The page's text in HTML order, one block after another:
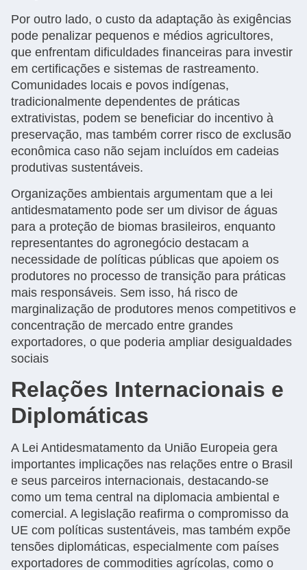
Por outro lado, o custo da adaptação às exigências
pode penalizar pequenos e médios agricultores,
que enfrentam dificuldades financeiras para investir
em certificações e sistemas de rastreamento.
Comunidades locais e povos indígenas,
tradicionalmente dependentes de práticas
extrativistas, podem se beneficiar do incentivo à
preservação, mas também correr risco de exclusão
econômica caso não sejam incluídos em cadeias
produtivas sustentáveis.
Organizações ambientais argumentam que a lei
antidesmatamento pode ser um divisor de águas
para a proteção de biomas brasileiros, enquanto
representantes do agronegócio destacam a
necessidade de políticas públicas que apoiem os
produtores no processo de transição para práticas
mais responsáveis. Sem isso, há risco de
marginalização de produtores menos competitivos e
concentração de mercado entre grandes
exportadores, o que poderia ampliar desigualdades
sociais
Relações Internacionais e
Diplomáticas
A Lei Antidesmatamento da União Europeia gera
importantes implicações nas relações entre o Brasil
e seus parceiros internacionais, destacando-se
como um tema central na diplomacia ambiental e
comercial. A legislação reafirma o compromisso da
UE com políticas sustentáveis, mas também expõe
tensões diplomáticas, especialmente com países
exportadores de commodities agrícolas, como o